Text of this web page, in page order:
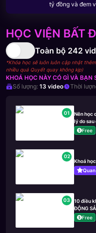
HỌC VIỆN BẤT
Toàn bộ 242
*Khóa học sẽ luôn luôn cập nhật
nhiều quá Quyết quay không kịp)
KHOÁ HỌC NÀY CÓ GÌ VÀ BẠN
Số lượng: 13 video Thời
01
Nên học
lý do sau
Free
02
Khoá
03
10 điều
ĐỘNG
Free
tỷ đồng và đem